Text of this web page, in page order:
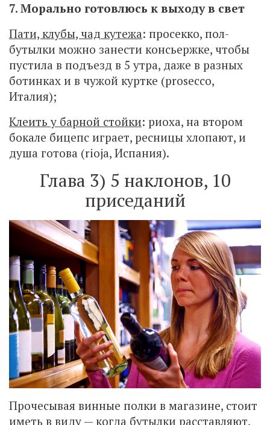
7. Морально готовлюсь к выходу в свет
Пати, клубы, чад кутежа: просекко, пол-
бутылки можно занести консьержке, чтобы
пустила в подъезд в 5 утра, даже в разных
ботинках и в чужой куртке (prosecco,
Италия);
Клеить у барной стойки: риоха, на втором
бокале бицепс играет, ресницы хлопают, и
душа готова (rioja, Испания).
Глава 3) 5 наклонов, 10
приседаний
Прочесывая винные полки в магазине, стоит
иметь в виду — когда бутылки расставляют,